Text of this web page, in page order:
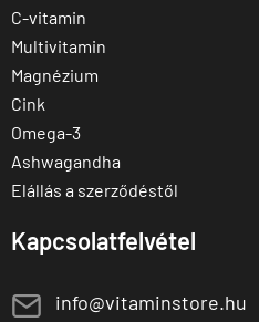
C-vitamin
Multivitamin
Magnézium
Cink
Omega-3
Ashwagandha
Elállás a szerződéstől
Kapcsolatfelvétel
E info@vitaminstore.hu